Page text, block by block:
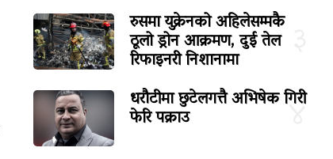
रुसमा युक्रेनको अहिलेसम्मकै
ठूलो ड्रोन आक्रमण, दुई तेल
रिफाइनरी निशानामा
४
धरौटीमा छुटेलगत्तै अभिषेक गिरी
फेरि पक्राउ